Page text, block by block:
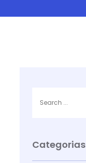
Categorias